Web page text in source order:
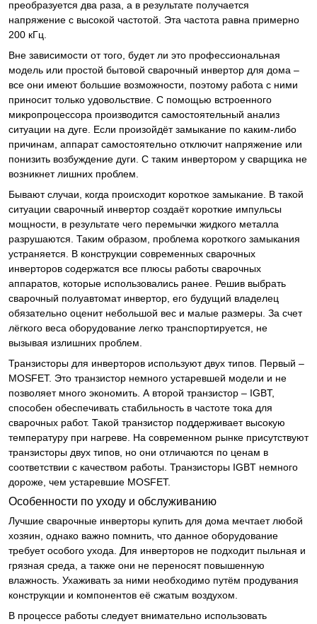
преобразуется два раза, а в результате получается
напряжение с высокой частотой. Эта частота равна примерно
200 кГц.
Вне зависимости от того, будет ли это профессиональная
модель или простой бытовой сварочный инвертор для дома –
все они имеют большие возможности, поэтому работа с ними
приносит только удовольствие. С помощью встроенного
микропроцессора производится самостоятельный анализ
ситуации на дуге. Если произойдёт замыкание по каким-либо
причинам, аппарат самостоятельно отключит напряжение или
понизить возбуждение дуги. С таким инвертором у сварщика не
возникнет лишних проблем.
Бывают случаи, когда происходит короткое замыкание. В такой
ситуации сварочный инвертор создаёт короткие импульсы
мощности, в результате чего перемычки жидкого металла
разрушаются. Таким образом, проблема короткого замыкания
устраняется. В конструкции современных сварочных
инверторов содержатся все плюсы работы сварочных
аппаратов, которые использовались ранее. Решив выбрать
сварочный полуавтомат инвертор, его будущий владелец
обязательно оценит небольшой вес и малые размеры. За счет
лёгкого веса оборудование легко транспортируется, не
вызывая излишних проблем.
Транзисторы для инверторов используют двух типов. Первый –
MOSFET. Это транзистор немного устаревшей модели и не
позволяет много экономить. А второй транзистор – IGBT,
способен обеспечивать стабильность в частоте тока для
сварочных работ. Такой транзистор поддерживает высокую
температуру при нагреве. На современном рынке присутствуют
транзисторы двух типов, но они отличаются по ценам в
соответствии с качеством работы. Транзисторы IGBT немного
дороже, чем устаревшие MOSFET.
Особенности по уходу и обслуживанию
Лучшие сварочные инверторы купить для дома мечтает любой
хозяин, однако важно помнить, что данное оборудование
требует особого ухода. Для инверторов не подходит пыльная и
грязная среда, а также они не переносят повышенную
влажность. Ухаживать за ними необходимо путём продувания
конструкции и компонентов её сжатым воздухом.
В процессе работы следует внимательно использовать